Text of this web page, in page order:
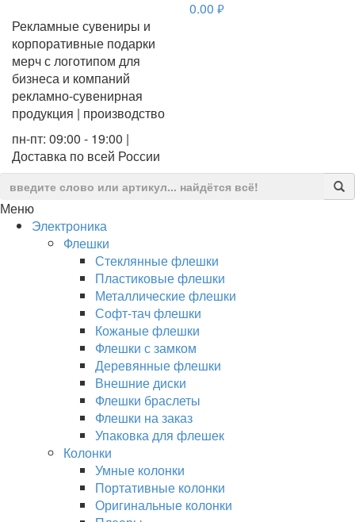
Рекламные сувениры и
корпоративные подарки
мерч с логотипом для
бизнеса и компаний
рекламно-сувенирная
продукция | производство
пн-пт: 09:00 - 19:00 |
Доставка по всей России
0.00 руб.
Меню
Электроника
Флешки
Стеклянные флешки
Пластиковые флешки
Металлические флешки
Софт-тач флешки
Кожаные флешки
Флешки с замком
Деревянные флешки
Внешние диски
Флешки браслеты
Флешки на заказ
Упаковка для флешек
Колонки
Умные колонки
Портативные колонки
Оригинальные колонки